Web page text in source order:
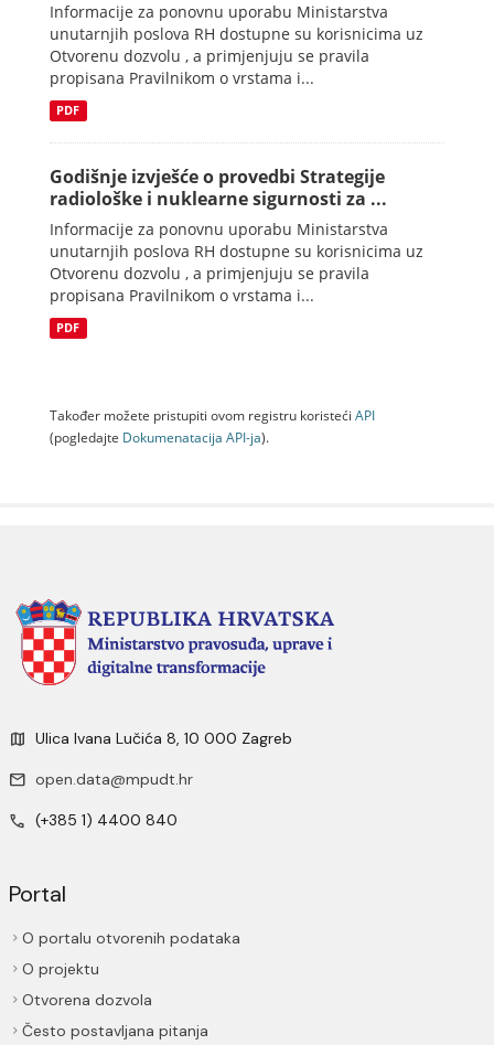
Informacije za ponovnu uporabu Ministarstva
unutarnjih poslova RH dostupne su korisnicima uz
Otvorenu dozvolu , a primjenjuju se pravila
propisana Pravilnikom o vrstama i...
PDF
Godišnje izvješće o provedbi Strategije
radiološke i nuklearne sigurnosti za ...
Informacije za ponovnu uporabu Ministarstva
unutarnjih poslova RH dostupne su korisnicima uz
Otvorenu dozvolu , a primjenjuju se pravila
propisana Pravilnikom o vrstama i...
PDF
Također možete pristupiti ovom registru koristeći API
(pogledajte Dokumenаtаcijа API-jа).